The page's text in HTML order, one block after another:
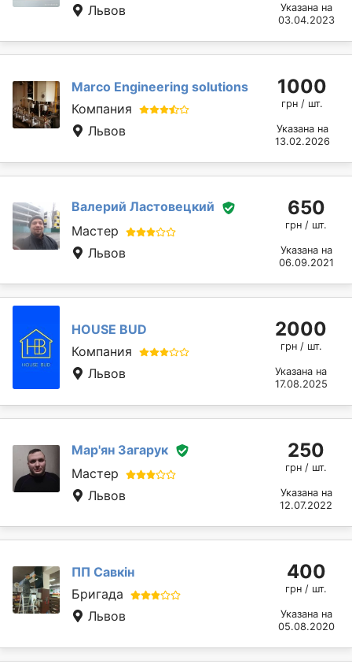
Львов
Указана на
03.04.2023
Marcо Engineering solutions
Компания
Львов
1000
грн / шт.
Указана на
13.02.2026
Валерий Ластовецкий
Мастер
Львов
650
грн / шт.
Указана на
06.09.2021
HOUSE BUD
Компания
Львов
2000
грн / шт.
Указана на
17.08.2025
Мар'ян Загарук
Мастер
Львов
250
грн / шт.
Указана на
12.07.2022
ПП Савкін
Бригада
Львов
400
грн / шт.
Указана на
05.08.2020